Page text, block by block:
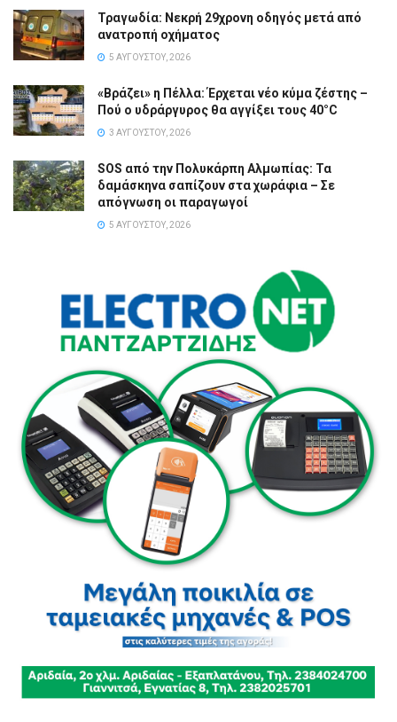
Τραγωδία: Νεκρή 29χρονη οδηγός μετά από
ανατροπή οχήματος
5 ΑΥΓΟΎΣΤΟΥ, 2026
«Βράζει» η Πέλλα: Έρχεται νέο κύμα ζέστης –
Πού ο υδράργυρος θα αγγίξει τους 40°C
3 ΑΥΓΟΎΣΤΟΥ, 2026
SOS από την Πολυκάρπη Αλμωπίας: Τα
δαμάσκηνα σαπίζουν στα χωράφια – Σε
απόγνωση οι παραγωγοί
5 ΑΥΓΟΎΣΤΟΥ, 2026